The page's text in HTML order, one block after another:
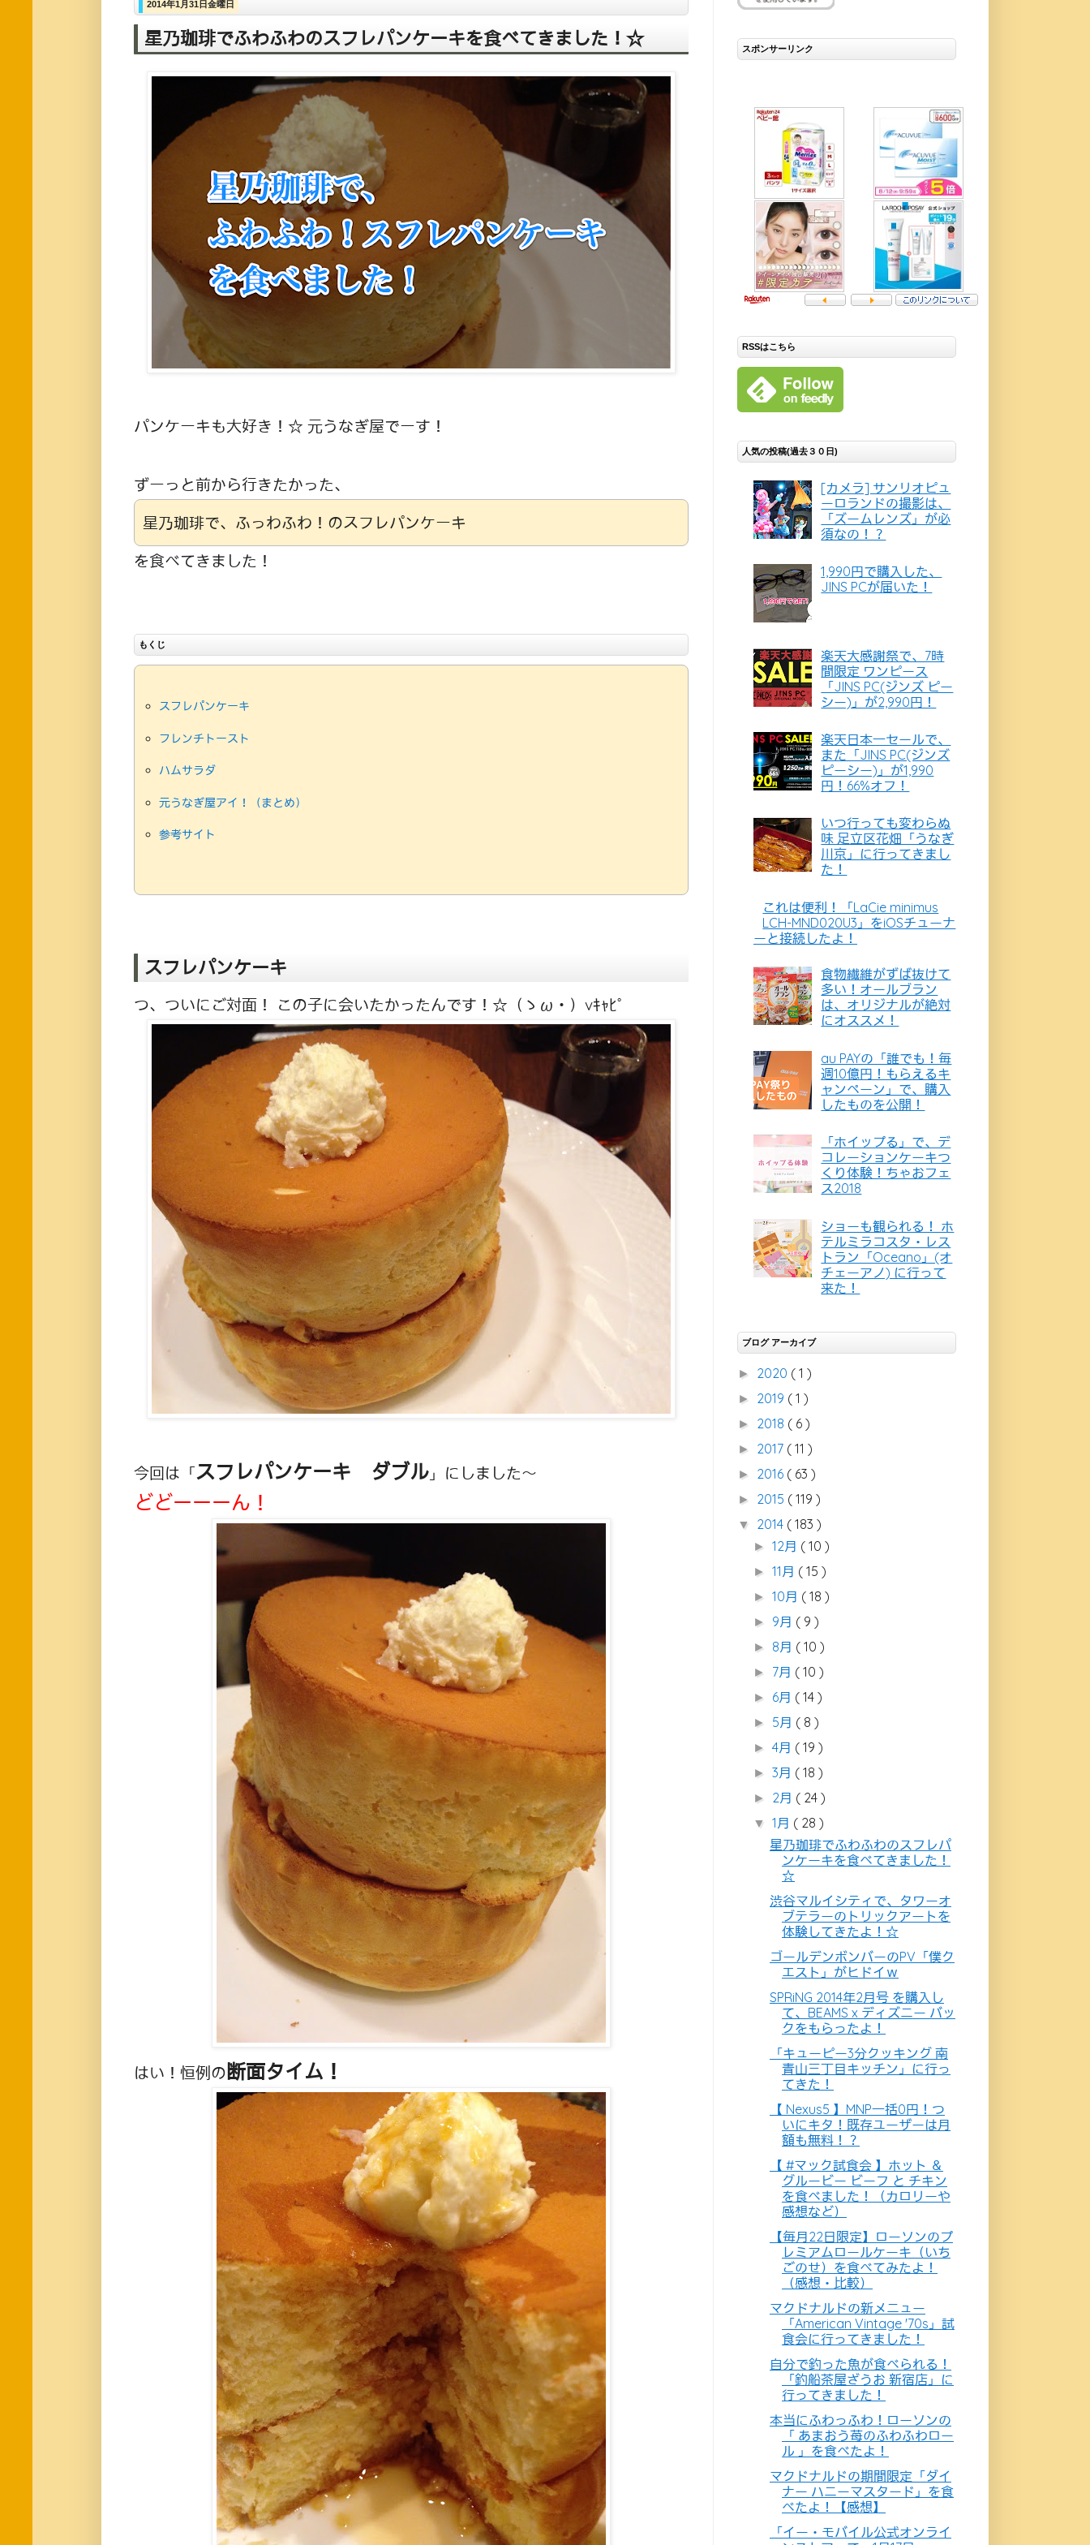
2014年1月31日金曜日
星乃珈琲でふわふわのスフレパンケーキを食べてきました！☆
パンケーキも大好き！☆ 元うなぎ屋でーす！
ずーっと前から行きたかった、
星乃珈琲で、ふっわふわ！のスフレパンケーキ
を食べてきました！
もくじ
スフレパンケーキ
フレンチトースト
ハムサラダ
元うなぎ屋アイ！（まとめ）
参考サイト
スフレパンケーキ
つ、ついにご対面！ この子に会いたかったんです！☆（ゝω・）vｷｬﾋﾟ
今回は「スフレパンケーキ ダブル 」にしました〜
どどーーーん！
はい！恒例の断面タイム！
スポンサーリンク
RSSはこちら
人気の投稿(過去３０日)
[カメラ] サンリオピュ
ーロランドの撮影は、
「ズームレンズ」が必
須なの！？
1,990円で購入した、
JINS PCが届いた！
楽天大感謝祭で、7時
間限定 ワンピース
「JINS PC(ジンズ ピー
シー)」が2,990円！
楽天日本一セールで、
また「JINS PC(ジンズ
ピーシー)」が1,990
円！66%オフ！
いつ行っても変わらぬ
味 足立区花畑「うなぎ
川京」に行ってきまし
た！
これは便利！「LaCie minimus
LCH-MND020U3」をiOSチューナ
ーと接続したよ！
食物繊維がずば抜けて
多い！オールブラン
は、オリジナルが絶対
にオススメ！
au PAYの「誰でも！毎
週10億円！もらえるキ
ャンペーン」で、購入
したものを公開！
「ホイップる」で、デ
コレーションケーキつ
くり体験！ちゃおフェ
ス2018
ショーも観られる！ ホ
テルミラコスタ・レス
トラン「Oceano」(オ
チェーアノ) に行って
来た！
ブログ アーカイブ
► 2020 ( 1 )
► 2019 ( 1 )
► 2018 ( 6 )
► 2017 ( 11 )
► 2016 ( 63 )
► 2015 ( 119 )
▼ 2014 ( 183 )
►12月 ( 10 )
►11月 ( 15 )
►10月 ( 18 )
► 9月 ( 9 )
► 8月 ( 10 )
► 7月 ( 10 )
► 6月 ( 14 )
► 5月 ( 8 )
►4月 ( 19 )
►3月 ( 18 )
► 2月 ( 24 )
▼1月 ( 28 )
星乃珈琲でふわふわのスフレパ
ンケーキを食べてきました！
☆
渋谷マルイシティで、タワーオ
ブテラーのトリックアートを
体験してきたよ！☆
ゴールデンボンバーのPV「僕ク
エスト」がヒドイｗ
SPRiNG 2014年2月号 を購入し
て、BEAMS x ディズニー バッ
クをもらったよ！
「キューピー3分クッキング 南
青山三丁目キッチン」に行っ
てきた！
【 Nexus5 】MNP一括0円！つ
いにキタ！既存ユーザーは月
額も無料！？
【 #マック試食会 】ホット ＆
グルービー ビーフ と チキン
を食べました！（カロリーや
感想など）
【毎月22日限定】ローソンのプ
レミアムロールケーキ（いち
ごのせ）を食べてみたよ！
（感想・比較）
マクドナルドの新メニュー
「American Vintage '70s」試
食会に行ってきました！
自分で釣った魚が食べられる！
「釣船茶屋ざうお 新宿店」に
行ってきました！
本当にふわっふわ！ローソンの
「 あまおう苺のふわふわロー
ル 」を食べたよ！
マクドナルドの期間限定「ダイ
ナー ハニーマスタード」を食
べたよ！【感想】
「イー・モバイル公式オンライ